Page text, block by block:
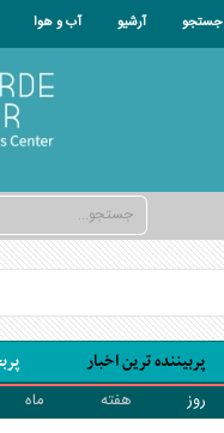
جستجو آرشیو آب و هوا
پربیننده ترین اخبار
روز هفته ماه